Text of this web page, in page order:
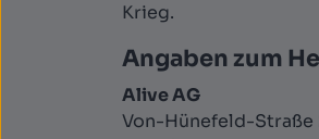
Krieg.
Angaben zum
Alive AG
Von-Hünefeld-Straße